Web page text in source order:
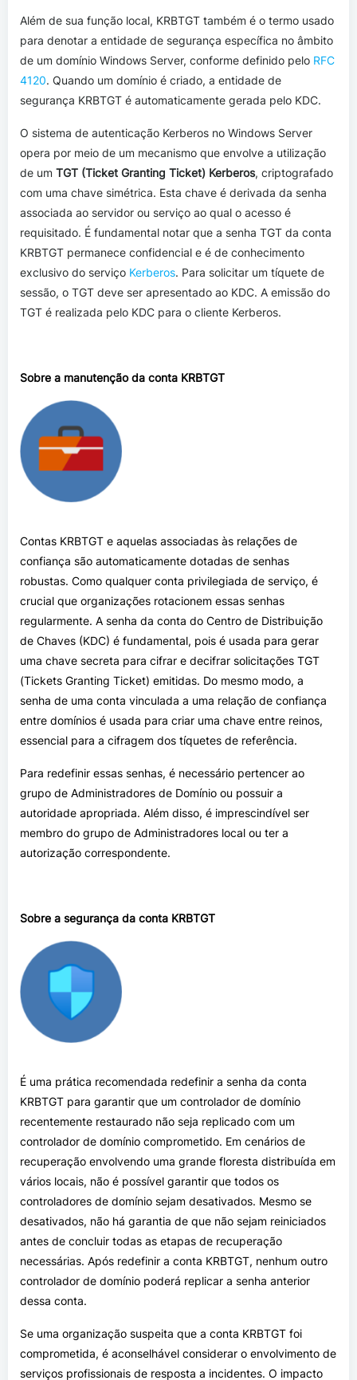
Além de sua função local, KRBTGT também é o termo usado
para denotar a entidade de segurança específica no âmbito
de um domínio Windows Server, conforme definido pelo RFC
4120. Quando um domínio é criado, a entidade de
segurança KRBTGT é automaticamente gerada pelo KDC.
O sistema de autenticação Kerberos no Windows Server
opera por meio de um mecanismo que envolve a utilização
de um TGT (Ticket Granting Ticket) Kerberos, criptografado
com uma chave simétrica. Esta chave é derivada da senha
associada ao servidor ou serviço ao qual o acesso é
requisitado. É fundamental notar que a senha TGT da conta
KRBTGT permanece confidencial e é de conhecimento
exclusivo do serviço Kerberos. Para solicitar um tíquete de
sessão, o TGT deve ser apresentado ao KDC. A emissão do
TGT é realizada pelo KDC para o cliente Kerberos.
Sobre a manutenção da conta KRBTGT
Contas KRBTGT e aquelas associadas às relações de
confiança são automaticamente dotadas de senhas
robustas. Como qualquer conta privilegiada de serviço, é
crucial que organizações rotacionem essas senhas
regularmente. A senha da conta do Centro de Distribuição
de Chaves (KDC) é fundamental, pois é usada para gerar
uma chave secreta para cifrar e decifrar solicitações TGT
(Tickets Granting Ticket) emitidas. Do mesmo modo, a
senha de uma conta vinculada a uma relação de confiança
entre domínios é usada para criar uma chave entre reinos,
essencial para a cifragem dos tíquetes de referência.
Para redefinir essas senhas, é necessário pertencer ao
grupo de Administradores de Domínio ou possuir a
autoridade apropriada. Além disso, é imprescindível ser
membro do grupo de Administradores local ou ter a
autorização correspondente.
Sobre a segurança da conta KRBTGT
É uma prática recomendada redefinir a senha da conta
KRBTGT para garantir que um controlador de domínio
recentemente restaurado não seja replicado com um
controlador de domínio comprometido. Em cenários de
recuperação envolvendo uma grande floresta distribuída em
vários locais, não é possível garantir que todos os
controladores de domínio sejam desativados. Mesmo se
desativados, não há garantia de que não sejam reiniciados
antes de concluir todas as etapas de recuperação
necessárias. Após redefinir a conta KRBTGT, nenhum outro
controlador de domínio poderá replicar a senha anterior
dessa conta.
Se uma organização suspeita que a conta KRBTGT foi
comprometida, é aconselhável considerar o envolvimento de
serviços profissionais de resposta a incidentes. O impacto